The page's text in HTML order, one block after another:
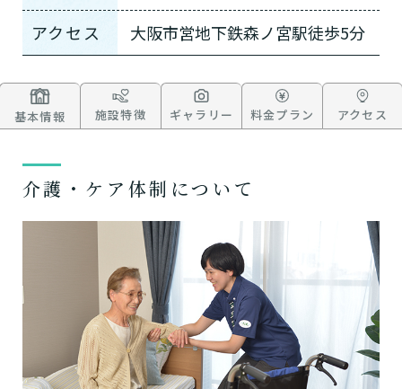
アクセス 大阪市営地下鉄森ノ宮駅徒歩5分
基本情報 施設特徴 ギャラリー 料金プラン アクセス
介護・ケア体制について